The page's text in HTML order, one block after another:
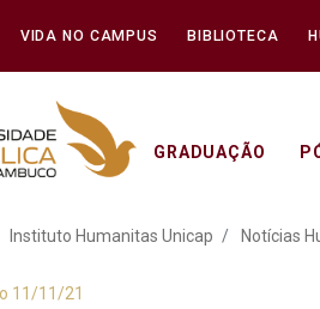
VIDA NO CAMPUS BIBLIOTECA
GRADUAÇÃO
e
Instituto Humanitas Unicap Notícias
11/11/21